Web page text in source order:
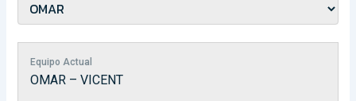
Equipo Actual
OMAR – VICENT